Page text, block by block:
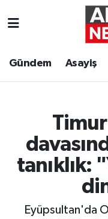
Gündem Asayiş
tanıklık:
Eyüpsultan'da
Ekonomi
Gündem
Ankara Hava
Süper Lig Puan
Tüm Manşetler
Son Dakika